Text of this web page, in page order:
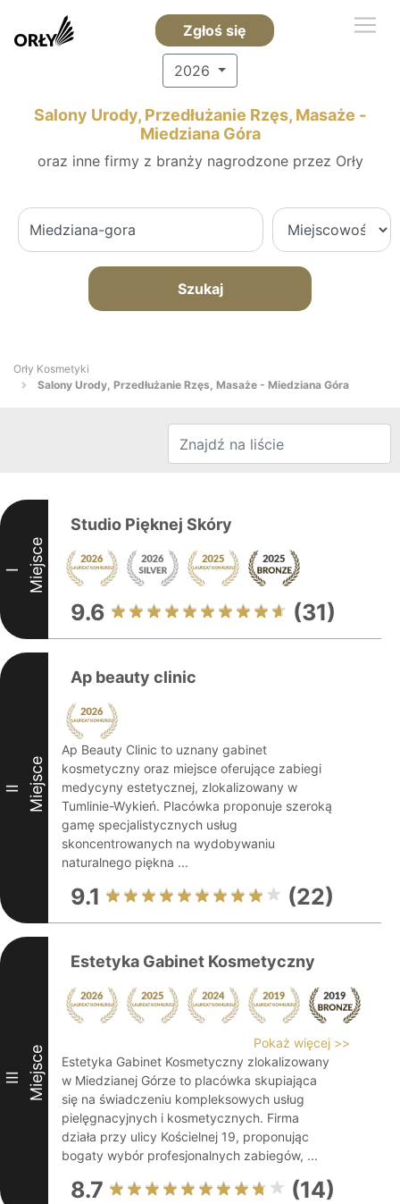
Zgłoś się
2026
Salony Urody, Przedłużanie Rzęs, Masaże -
Miedziana Góra
oraz inne firmy z branży nagrodzone przez Orły
Szukaj
Orły Kosmetyki
Salony Urody, Przedłużanie Rzęs, Masaże - Miedziana Góra
I Miejsce
Studio Pięknej Skóry
9.6 (31)
II Miejsce
Ap beauty clinic
Ap Beauty Clinic to uznany gabinet
kosmetyczny oraz miejsce oferujące zabiegi
medycyny estetycznej, zlokalizowany w
Tumlinie-Wykień. Placówka proponuje szeroką
gamę specjalistycznych usług
skoncentrowanych na wydobywaniu
naturalnego piękna ...
9.1 (22)
III Miejsce
Estetyka Gabinet Kosmetyczny
Pokaż więcej >>
Estetyka Gabinet Kosmetyczny zlokalizowany
w Miedzianej Górze to placówka skupiająca
się na świadczeniu kompleksowych usług
pielęgnacyjnych i kosmetycznych. Firma
działa przy ulicy Kościelnej 19, proponując
bogaty wybór profesjonalnych zabiegów, ...
8.7 (14)